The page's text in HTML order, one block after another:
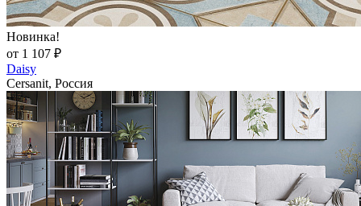
Новинка!
от 1 107 ₽
Daisy
Cersanit, Россия